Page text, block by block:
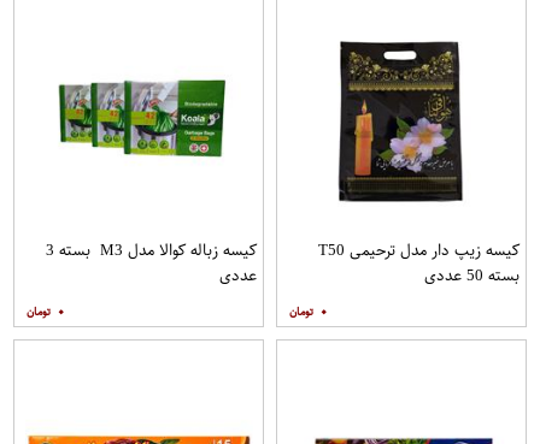
کیسه زیپ دار مدل ترحیمی T50
بسته 50 عددی
۰
کیسه زباله کوالا مدل M3 بسته 3
عددی
۰